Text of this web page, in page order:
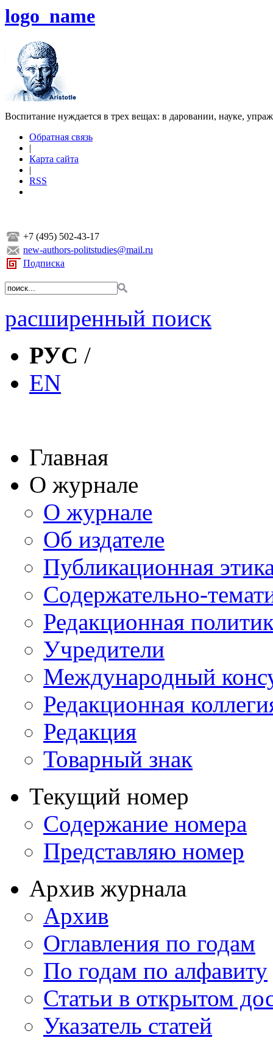
logo_name
Воспитание нуждается в трех вещах: в даровании, науке,
Обратная связь
|
Карта сайта
|
RSS
+7 (495) 502-43-17
new-authors-politstudies@mail.ru
Подписка
расширенный поиск
РУС /
EN
Главная
О журнале
О журнале
Об издателе
Публикационная
Содержательно-
Редакционная
Учредители
Международный
Редакционная
Редакция
Товарный знак
Текущий номер
Содержание номера
Представляю номер
Архив журнала
Архив
Оглавления по годам
По годам по алфавиту
Статьи в открытом
Указатель статей